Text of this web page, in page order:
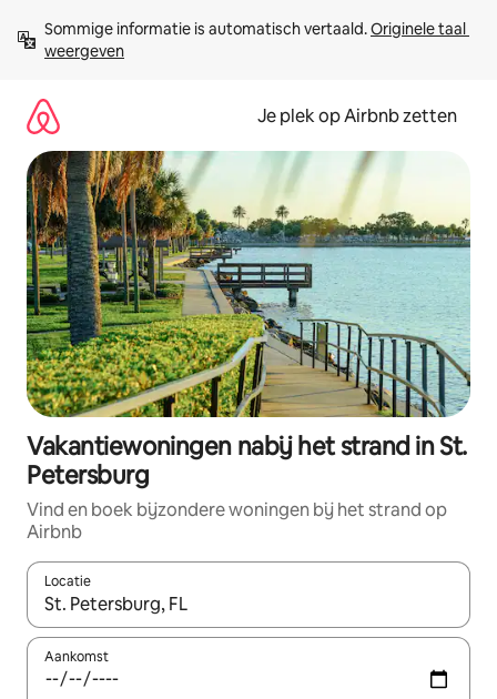
direct
naar
Sommige informatie is automatisch vertaald. Originele taal
weergeven
Je plek op Airbnb zetten
Vakantiewoningen nabij het strand in St.
Petersburg
Vind en boek bijzondere woningen bij het strand op
Airbnb
Locatie
Wanneer er resultaten beschikbaar zijn, maak je een keuze
Aankomst